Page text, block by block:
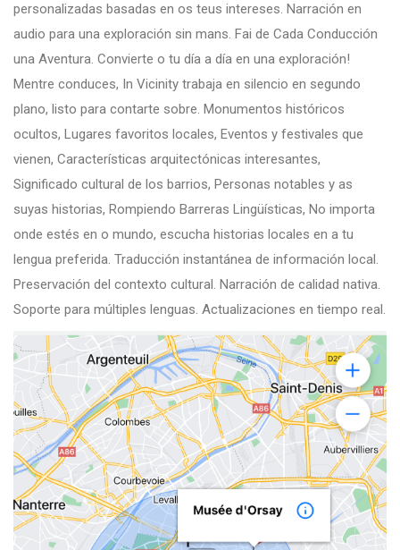
personalizadas basadas en os teus intereses. Narración en
audio para una exploración sin mans. Fai de Cada Conducción
una Aventura. Convierte o tu día a día en una exploración!
Mentre conduces, In Vicinity trabaja en silencio en segundo
plano, listo para contarte sobre. Monumentos históricos
ocultos, Lugares favoritos locales, Eventos y festivales que
vienen, Características arquitectónicas interesantes,
Significado cultural de los barrios, Personas notables y as
suyas historias, Rompiendo Barreras Lingüísticas, No importa
onde estés en o mundo, escucha historias locales en a tu
lengua preferida. Traducción instantánea de información local.
Preservación del contexto cultural. Narración de calidad nativa.
Soporte para múltiples lenguas. Actualizaciones en tiempo real.